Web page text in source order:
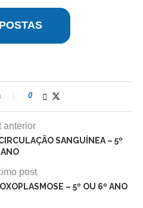
0
anterior
SANGUÍNEA – 5º
ANO
post
– 5º OU 6º ANO